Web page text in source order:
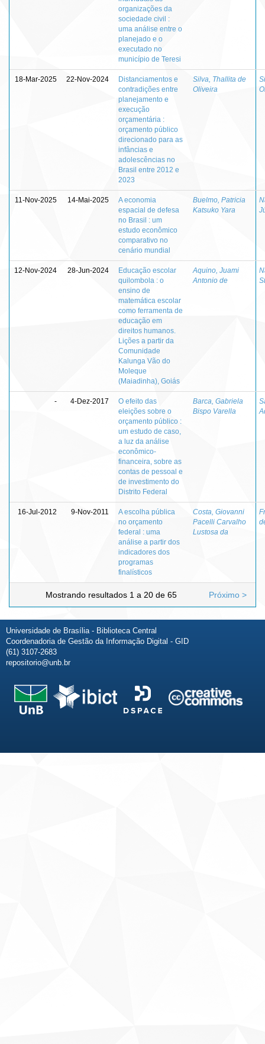
organizações da
sociedade civil :
uma análise entre o
planejado e o
executado no
município de Teresi
18-Mar-2025 22-Nov-2024
Distanciamentos e
contradições entre
planejamento e
execução
orçamentária :
orçamento público
direcionado para as
infâncias e
adolescências no
Brasil entre 2012 e
2023
Silva, Thallita de
Oliveira
11-Nov-2025 14-Mai-2025
A economia
espacial de defesa
no Brasil : um
estudo econômico
comparativo no
cenário mundial
Buelmo, Patricia
Katsuko Yara
12-Nov-2024 28-Jun-2024
Educação escolar
quilombola : o
ensino de
matemática escolar
como ferramenta de
educação em
direitos humanos.
Lições a partir da
Comunidade
Kalunga Vão do
Moleque
(Maiadinha), Goiás
Aquino, Juami
Antonio de
- 4-Dez-2017
O efeito das
eleições sobre o
orçamento público :
um estudo de caso,
a luz da análise
econômico-
financeira, sobre as
contas de pessoal e
de investimento do
Distrito Federal
Barca, Gabriela
Bispo Varella
16-Jul-2012 9-Nov-2011
A escolha pública
no orçamento
federal : uma
análise a partir dos
indicadores dos
programas
finalísticos
Costa, Giovanni
Pacelli Carvalho
Lustosa da
Mostrando resultados 1 a 20 de 65 Próximo >
Universidade de Brasília - Biblioteca Central
Coordenadoria de Gestão da Informação Digital - GID
(61) 3107-2683
repositorio@unb.br